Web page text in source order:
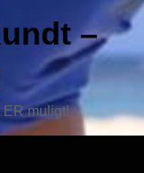
–
ER muligt!